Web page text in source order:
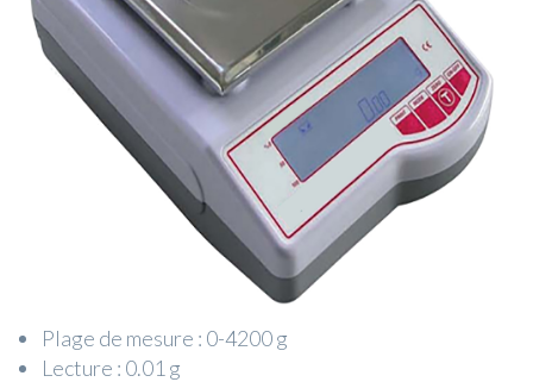
Plage de mesure : 0-4200 g
Lecture : 0.01 g